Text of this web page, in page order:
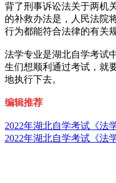
背了刑事诉讼法关于两机
的补救办法是，人民法院
行为都能符合法律的有关规
法学专业是湖北自学考试
生们想顺利通过考试，就
地执行下去。
编辑推荐
2022年湖北自学考试《法
2022年湖北自学考试《法